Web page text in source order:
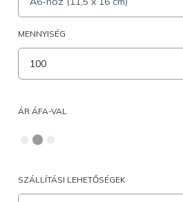
MENNYISÉG
ÁR ÁFA-VAL
SZÁLLÍTÁSI LEHETŐSÉGEK